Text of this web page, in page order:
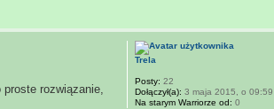
rozwiązanie,
Trela
Posty: 22
Dołączył(a): 3 maja 2015, o 09:59
Na starym Warriorze od: 0